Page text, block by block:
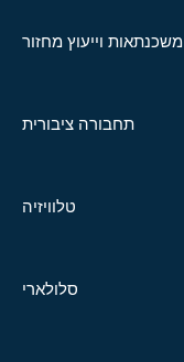
משכנתאות וייעוץ מחזור
תחבורה ציבורית
טלוויזיה
סלולארי